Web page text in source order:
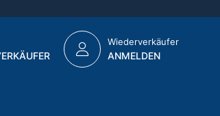
Wiederverkäufer
ANMELDEN